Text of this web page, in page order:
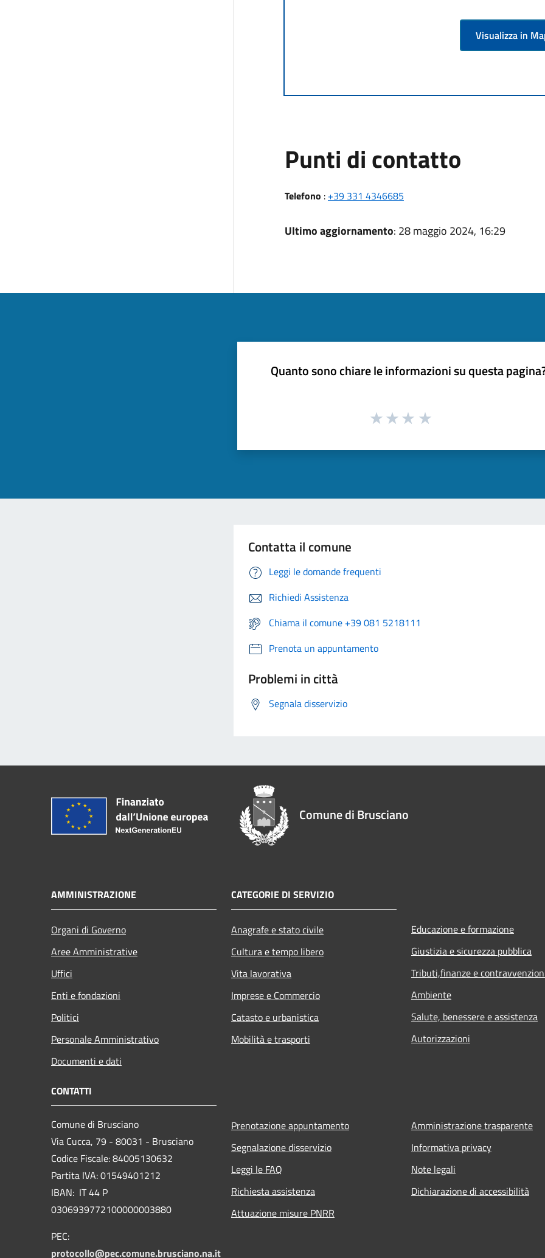
Visualizza in
Punti di contatto
Telefono : +39 331 4346685
Ultimo aggiornamento: 28 maggio 2024, 16:29
Quanto sono chiare le informazioni su questa
Contatta il comune
Leggi le domande frequenti
Richiedi Assistenza
Chiama il comune +39 081 5218111
Prenota un appuntamento
Problemi in città
Segnala disservizio
Comune di Brusciano
AMMINISTRAZIONE
Organi di Governo
Aree Amministrative
Uffici
Enti e fondazioni
Politici
Personale Amministrativo
Documenti e dati
CATEGORIE DI SERVIZIO
Anagrafe e stato civile
Cultura e tempo libero
Vita lavorativa
Imprese e Commercio
Catasto e urbanistica
Mobilità e trasporti
Educazione e formazione
Giustizia e sicurezza pubblica
Tributi,finanze e
Ambiente
Salute, benessere e assistenza
Autorizzazioni
CONTATTI
Comune di Brusciano
Via Cucca, 79 - 80031 - Brusciano
Codice Fiscale: 84005130632
Partita IVA: 01549401212
IBAN: IT 44 P
0306939772100000003880
PEC:
protocollo@pec.comune.brusciano.na.it
Prenotazione appuntamento
Segnalazione disservizio
Leggi le FAQ
Richiesta assistenza
Attuazione misure PNRR
Amministrazione trasparente
Informativa privacy
Note legali
Dichiarazione di accessibilità